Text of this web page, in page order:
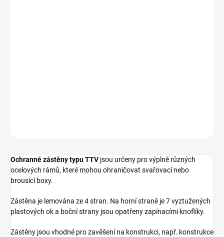
Ochranné zástěny typu TTV jsou určeny pro výplně různých
ocelových rámů, které mohou ohraničovat svařovací nebo
brousící boxy.
Zástěna je lemována ze 4 stran. Na horní straně je 7 vyztužených
plastových ok a boční strany jsou opatřeny zapínacími knoflíky.
Zástěny jsou vhodné pro zavěšení na konstrukci, např. konstrukce